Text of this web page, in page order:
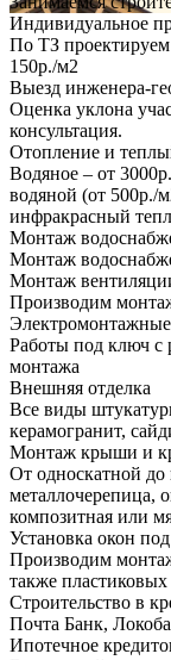
Индивидуальное
По ТЗ
150р./м2
Выезд инженера-
Оценка уклона
консультация.
Отопление и
Водяное – от
водяной (от 500р./
инфракрасный
Монтаж
Монтаж
Монтаж
Производим
Работы под ключ с
монтажа
Внешняя отделка
Все виды
керамогранит,
Монтаж крыши и
От односкатной
металлочерепица,
композитная или
Установка окон
Производим
также пластиковых
Строительство в
Почта Банк,
Ипотечное